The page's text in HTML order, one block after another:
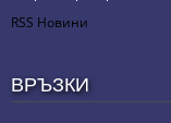
RSS Новини
ВРЪЗКИ